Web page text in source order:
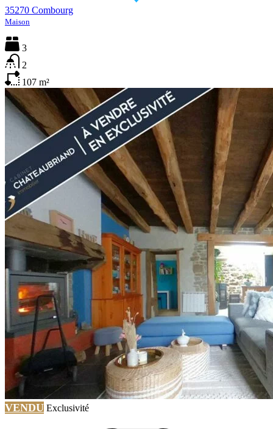
35270 Combourg
Maison
3
2
107 m²
VENDU Exclusivité